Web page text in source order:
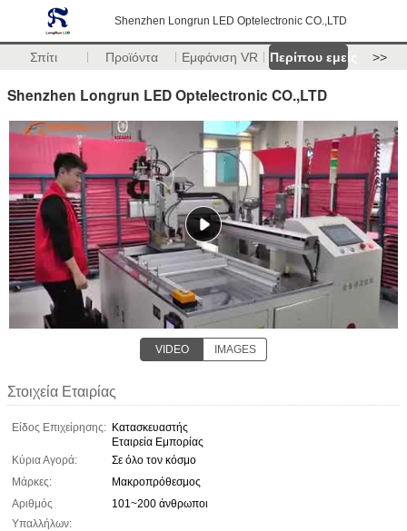
Shenzhen Longrun LED Optelectronic CO.,LTD
Σπίτι Προϊόντα Εμφάνιση VR Περίπου εμείς >>
Shenzhen Longrun LED Optelectronic CO.,LTD
VIDEO IMAGES
Στοιχεία Εταιρίας
Είδος Επιχείρησης: Κατασκευαστής
Εταιρεία Εμπορίας
Κύρια Αγορά:
Σε όλο τον κόσμο
Μάρκες:
Μακροπρόθεσμος
Αριθμός
Υπαλλήλων:
101~200 άνθρωποι